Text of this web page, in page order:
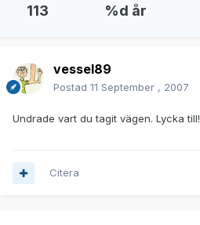
113 %d år
vessel89
Postad 11 September , 2007
Undrade vart du tagit vägen. Lycka till!
Citera